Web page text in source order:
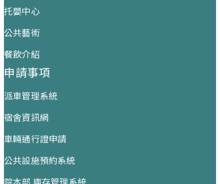
托嬰中心
公共藝術
餐飲介紹
申請事項
派車管理系統
宿舍資訊網
車輛通行證申請
公共設施預約系統